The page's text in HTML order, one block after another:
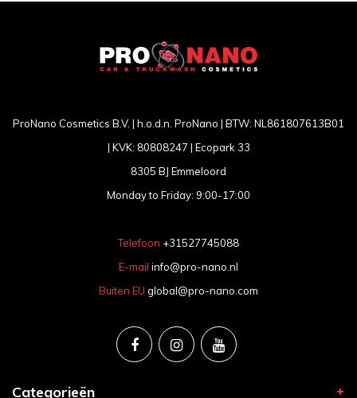
ProNano Cosmetics B.V. | h.o.d.n. ProNano | BTW: NL861807613B01
| KVK: 80808247 | Ecopark 33
8305 BJ Emmeloord
Monday to Friday: 9:00-17:00
Telefoon +31527745088
E-mail info@pro-nano.nl
Buiten EU global@pro-nano.com
Categorieën